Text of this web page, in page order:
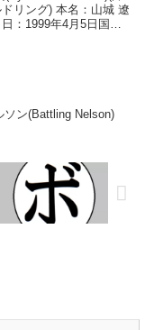
リング) 本名：山城 遼
：1999年4月5日国
ソン(Battling Nelson)